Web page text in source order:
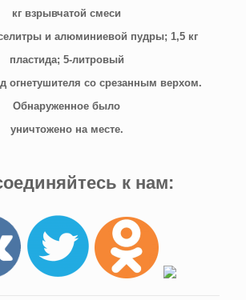
кг взрывчатой смеси
и алюминиевой пудры; 1,5 кг
пластида; 5-литровый
огнетушителя со срезанным верхом.
Обнаруженное было
уничтожено на месте.
к нам: